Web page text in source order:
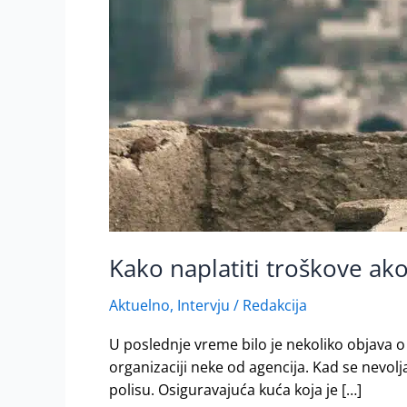
Kako naplatiti troškove
Aktuelno, Intervju / Redakcija
U poslednje vreme bilo je nekoliko objava
organizaciji neke od agencija. Kad se
polisu. Osiguravajuća kuća koja je […]